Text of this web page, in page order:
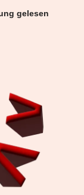
gelesen